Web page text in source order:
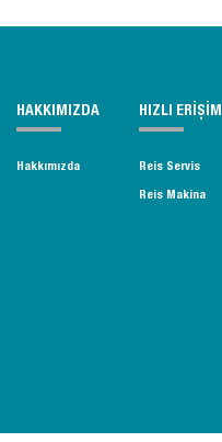
HAKKIMIZDA
Hakkımızda
HIZLI ERİŞİM
Reis Servis
Reis Makina